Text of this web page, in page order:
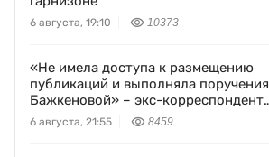
6 августа, 19:10 10373
«Не имела доступа к размещению
публикаций и выполняла поручения
Бажкеновой» – экс-корреспондент
Orda.kz Дуйсенова
6 августа, 21:55 8459